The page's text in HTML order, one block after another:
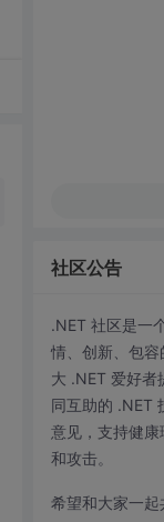
社区公告
.NET 社区是一
情、创新、包
大 .NET 爱好者
同互助的 .NET
意见，支持健
和攻击。
希望和大家一